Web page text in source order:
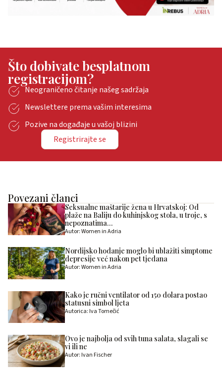
Što dobivate besplatnom
registracijom?
Neograničeno čitanje našeg sadržaja
Newslettere prema vašim interesima
Pozive na događaje u vašoj blizini
Registrirajte se
Povezani članci
Seksualne maštarije žena u Hrvatskoj: Od
plaže na Baliju do kuhinjskog stola, u troje, s
nepoznatima…
Autor: Women in Adria
Nordijsko hodanje moglo bi ublažiti simptome
depresije već nakon pet tjedana
Autor: Women in Adria
Kako je ručni ventilator od 150 dolara postao
statusni simbol ljeta
Autorica: Iva Tomečić
Ovo je najbolja od svih tuna salata, slagali se
vi ili ne
Autor: Ivan Fischer